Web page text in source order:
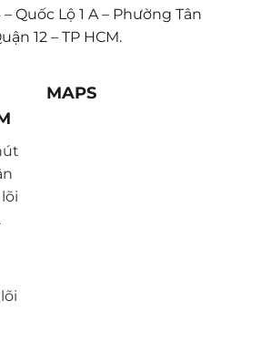
Quốc Lộ 1 A – Phường Tân
12 – TP HCM.
MAPS